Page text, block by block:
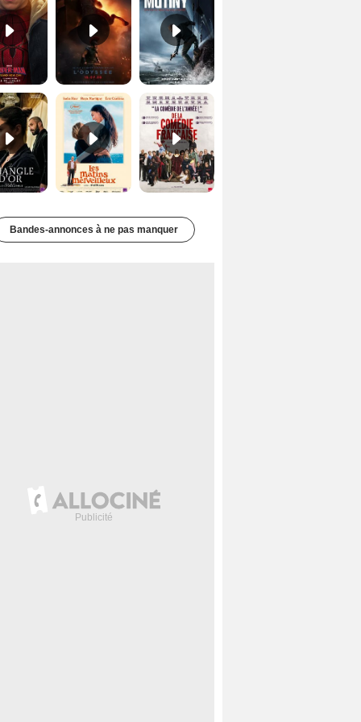
Les Matins merveilleux Bande-annonce VF De la Comédie-Française Teaser VF
Bandes-annonces à ne pas manquer